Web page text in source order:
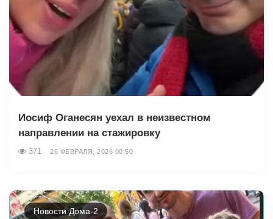
Иосиф Оганесян уехал в неизвестном
направлении на стажировку
371 26 ФЕВРАЛЯ, 2026 00:50
Новости Дома-2